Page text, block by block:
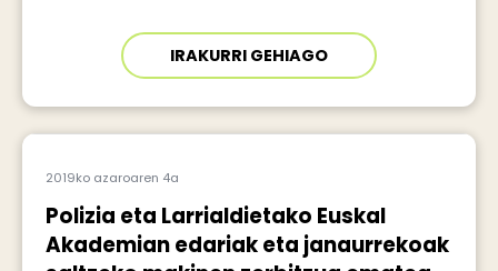
IRAKURRI GEHIAGO
2019ko azaroaren 4a
Polizia eta Larrialdietako Euskal
Akademian edariak eta janaurrekoak